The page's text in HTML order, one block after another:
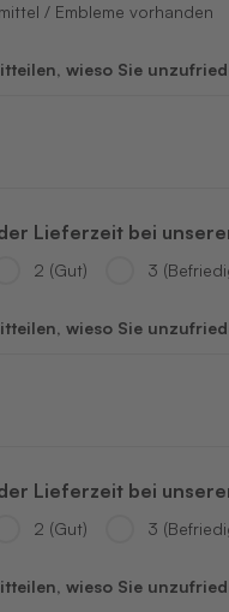
/ Embleme vorhanden
wieso Sie
Lieferzeit bei
2 (Gut) 3
wieso Sie
Lieferzeit bei
2 (Gut) 3
wieso Sie